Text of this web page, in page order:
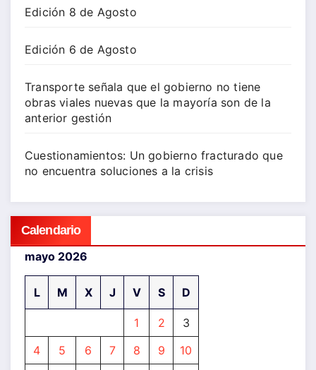
Edición 8 de Agosto
Edición 6 de Agosto
Transporte señala que el gobierno no tiene
obras viales nuevas que la mayoría son de la
anterior gestión
Cuestionamientos: Un gobierno fracturado que
no encuentra soluciones a la crisis
Calendario
mayo 2026
L M X J V S D
1 2
3
4
5 6 7 8 9
10